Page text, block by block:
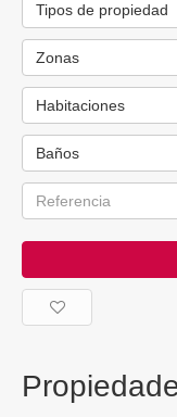
Tipos de propiedad
Zonas
Habitaciones
Baños